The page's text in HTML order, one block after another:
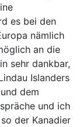
es bei den
nämlich
an die
sehr dankbar,
Islanders
dem
und ich
der Kanadier